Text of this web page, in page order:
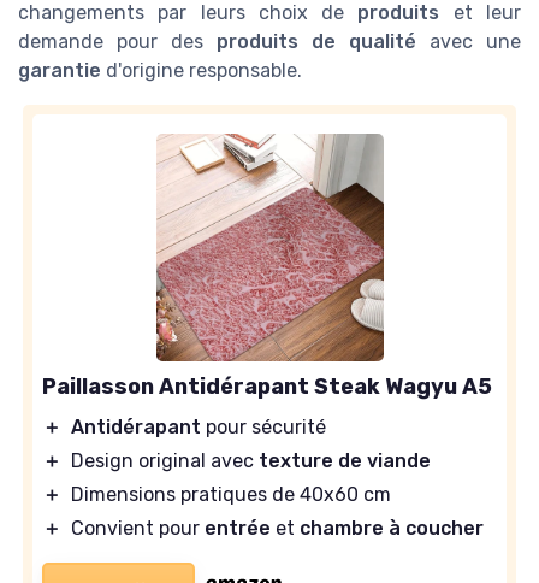
changements par leurs choix de produits et leur
demande pour des produits de qualité avec une
garantie d'origine responsable.
Paillasson Antidérapant Steak Wagyu A5
＋ Antidérapant pour sécurité
＋
Design original avec texture de viande
＋
Dimensions pratiques de 40x60 cm
＋
Convient pour entrée et chambre à coucher